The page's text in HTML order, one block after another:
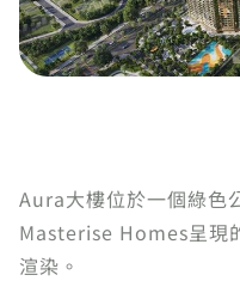
Aura大樓位於一個綠色
Masterise Homes呈現
渲染。